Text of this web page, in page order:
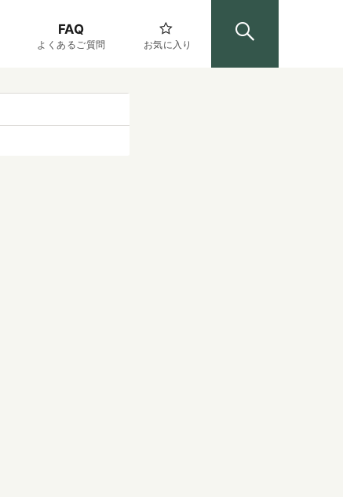
FAQ
よくあるご質問 お気に入り